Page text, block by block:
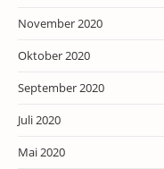
November 2020
Oktober 2020
September 2020
Juli 2020
Mai 2020